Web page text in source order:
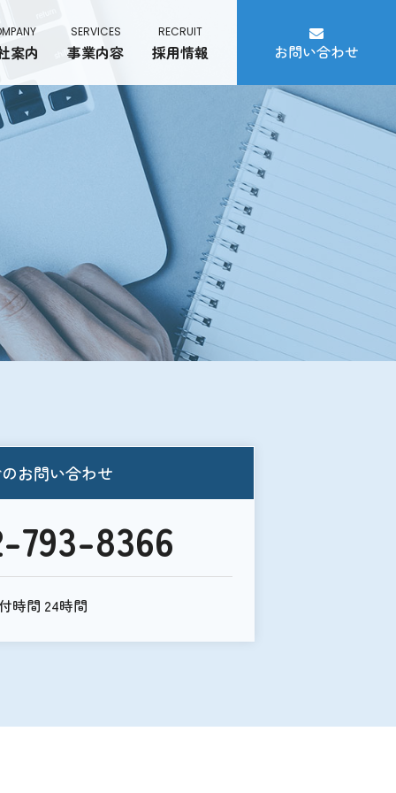
案内
SERVICES
事業内容
RECRUIT
採用情報 お問い合わせ
お問い合わせ
793-8366
時間 24時間